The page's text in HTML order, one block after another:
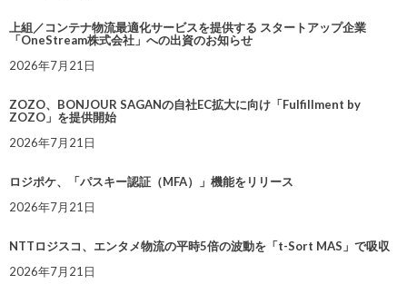
上組／コンテナ物流最適化サービスを提供する スタートアップ企業
「OneStream株式会社」への出資のお知らせ
2026年7月21日
ZOZO、BONJOUR SAGANの自社EC拡大に向け「Fulfillment by
ZOZO」を提供開始
2026年7月21日
ロジポケ、「パスキー認証（MFA）」機能をリリース
2026年7月21日
NTTロジスコ、エンタメ物流の平時5倍の波動を「t-Sort MAS」で吸収
2026年7月21日